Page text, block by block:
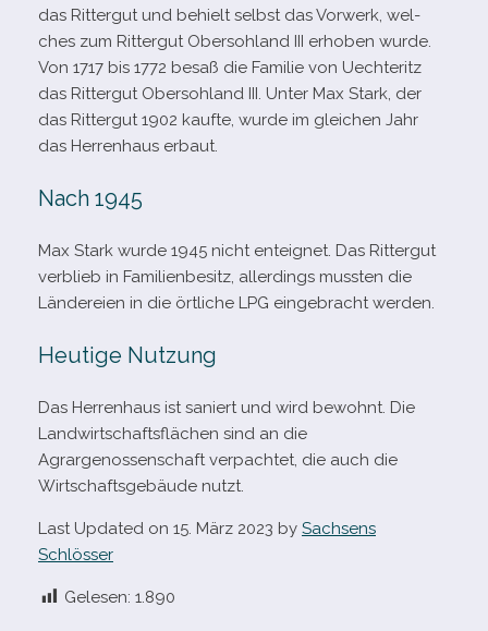
das Rittergut und behielt selbst das Vorwerk, wel­
ches zum Rittergut Obersohland III erho­ben wurde.
Von 1717 bis 1772 besaß die Familie von Uechteritz
das Rittergut Obersohland III. Unter Max Stark, der
das Rittergut 1902 kaufte, wurde im glei­chen Jahr
das Herrenhaus erbaut.
Nach 1945
Max Stark wurde 1945 nicht ent­eig­net. Das Rittergut
ver­blieb in Familienbesitz, aller­dings muss­ten die
Ländereien in die ört­li­che LPG ein­ge­bracht werden.
Heutige Nutzung
Das Herrenhaus ist saniert und wird bewohnt. Die
Landwirtschaftsflächen sind an die
Agrargenossenschaft ver­pach­tet, die auch die
Wirtschaftsgebäude nutzt.
Last Updated on 15. März 2023 by Sachsens
Schlösser
Gelesen: 1.890